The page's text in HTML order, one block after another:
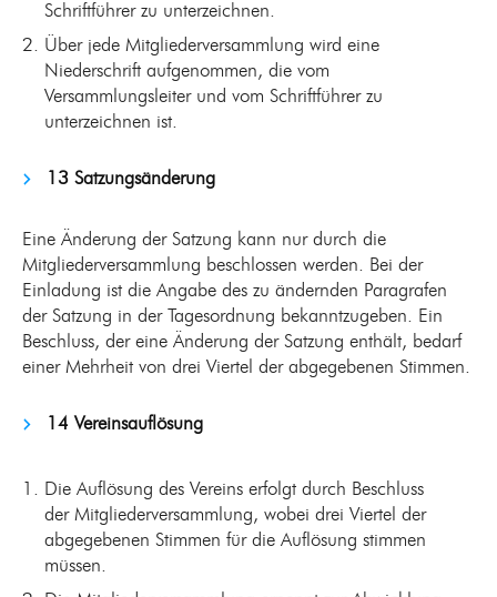
Schriftführer zu unterzeichnen.
Über jede Mitgliederversammlung wird eine
Niederschrift aufgenommen, die vom
Versammlungsleiter und vom Schriftführer zu
unterzeichnen ist.
13 Satzungsänderung
Eine Änderung der Satzung kann nur durch die
Mitgliederversammlung beschlossen werden. Bei der
Einladung ist die Angabe des zu ändernden Paragrafen
der Satzung in der Tagesordnung bekanntzugeben. Ein
Beschluss, der eine Änderung der Satzung enthält, bedarf
einer Mehrheit von drei Viertel der abgegebenen Stimmen.
14 Vereinsauflösung
Die Auflösung des Vereins erfolgt durch Beschluss
der Mitgliederversammlung, wobei drei Viertel der
abgegebenen Stimmen für die Auflösung stimmen
müssen.